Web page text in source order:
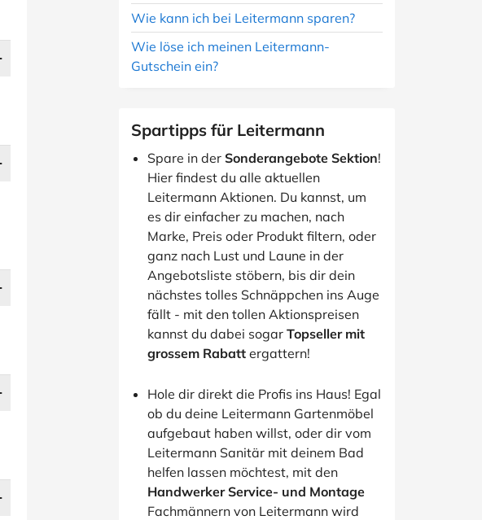
Wie kann ich bei Leitermann sparen?
Wie löse ich meinen Leitermann-
Gutschein ein?
Spartipps für Leitermann
Spare in der Sonderangebote Sektion!
Hier findest du alle aktuellen
Leitermann Aktionen. Du kannst, um
es dir einfacher zu machen, nach
Marke, Preis oder Produkt filtern, oder
ganz nach Lust und Laune in der
Angebotsliste stöbern, bis dir dein
nächstes tolles Schnäppchen ins Auge
fällt - mit den tollen Aktionspreisen
kannst du dabei sogar Topseller mit
grossem Rabatt ergattern!
Hole dir direkt die Profis ins Haus! Egal
ob du deine Leitermann Gartenmöbel
aufgebaut haben willst, oder dir vom
Leitermann Sanitär mit deinem Bad
helfen lassen möchtest, mit den
Handwerker Service- und Montage
Fachmännern von Leitermann wird